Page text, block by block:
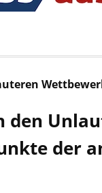
den
der